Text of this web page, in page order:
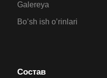
Galereya
Bo’sh ish o’rinlari
Состав